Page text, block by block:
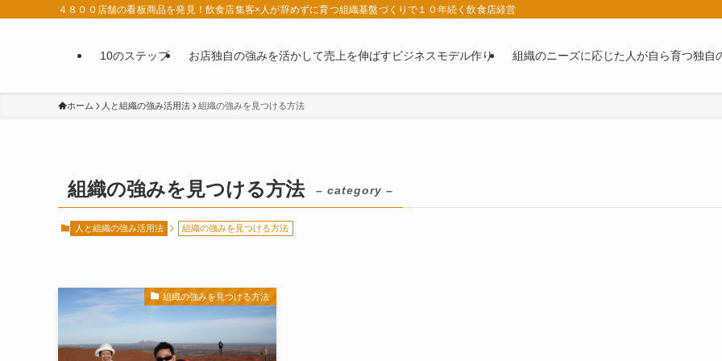
４８００店舗の看板商品を発見！飲食店集客×人が辞めずに育つ組織基盤づくりで１０年続く飲食店経営
10のステップ お店独自の強みを活かして売上を伸ばすビジネスモデル作り 組織のニーズに応じた人が自ら育つ独自
ホーム 人と組織の強み活用法 組織の強みを見つける方法
組織の強みを見つける方法 – category –
人と組織の強み活用法 組織の強みを見つける方法
組織の強みを見つける方法